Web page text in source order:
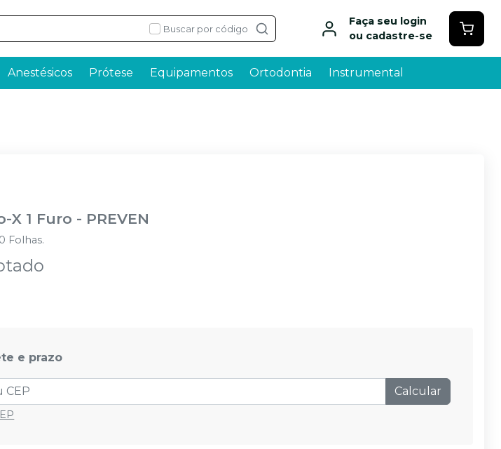
Buscar por código
Faça seu login
ou cadastre-se
Anestésicos Prótese Equipamentos Ortodontia Instrumental
X 1 Furo - PREVEN
Folhas.
e prazo
Calcular